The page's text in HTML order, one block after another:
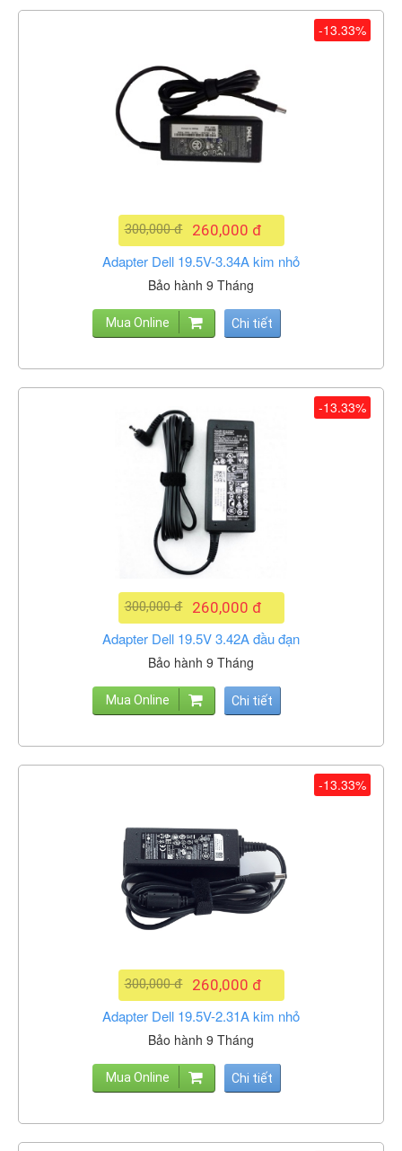
260,000 đ
300,000 đ
Adapter Dell 19.5V-3.34A kim nhỏ
Bảo hành 9 Tháng
Mua Online Chi tiết
-13.33%
260,000 đ
300,000 đ
Adapter Dell 19.5V 3.42A đầu đạn
Bảo hành 9 Tháng
Mua Online Chi tiết
-13.33%
260,000 đ
300,000 đ
Adapter Dell 19.5V-2.31A kim nhỏ
Bảo hành 9 Tháng
Mua Online Chi tiết
-13.33%